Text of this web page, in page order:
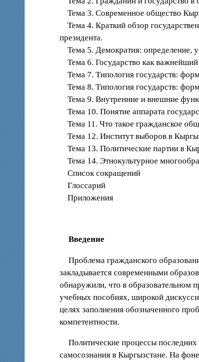
Тема 3. Современное общество
Тема 4. Краткий обзор
президента.
Тема 5. Демократия: определение,
Тема 6. Государство как важнейший
Тема 7. Типология государств:
Тема 8. Типология государств:
Тема 9. Внутренние и внешние
Тема 10. Понятие аппарата
Тема 11. Что такое гражданское
Тема 12. Институт выборов в
Тема 13. Политические партии в
Тема 14. Этнокультурное
Список сокращений
Глоссарий
Приложения
Введение
Проблема гражданского
закладывается современными
обнаружили, что в образовательном
учебных пособиях, широкой
целях заполнения обозначенного
компетентности.
Политические процессы
самосознания в Кыргызстане. На